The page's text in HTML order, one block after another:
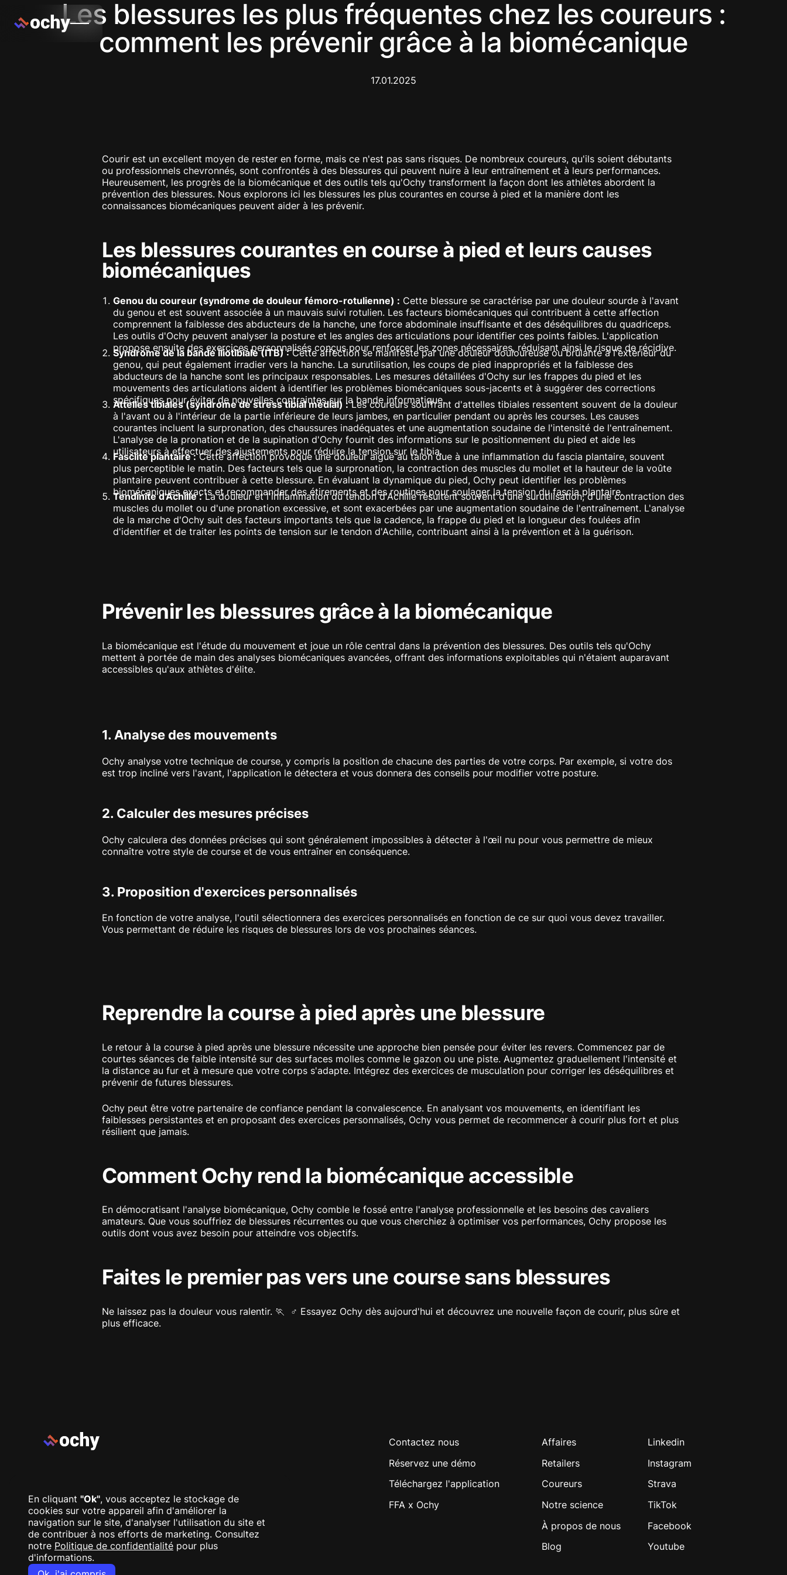
Les blessures les plus fréquentes chez les coureurs :
comment les prévenir grâce à la biomécanique
17.01.2025
Courir est un excellent moyen de rester en forme, mais ce n'est pas sans risques. De nombreux coureurs, qu'ils soient débutants
ou professionnels chevronnés, sont confrontés à des blessures qui peuvent nuire à leur entraînement et à leurs performances.
Heureusement, les progrès de la biomécanique et des outils tels qu'Ochy transforment la façon dont les athlètes abordent la
prévention des blessures. Nous explorons ici les blessures les plus courantes en course à pied et la manière dont les
connaissances biomécaniques peuvent aider à les prévenir.
Les blessures courantes en course à pied et leurs causes
biomécaniques
Genou du coureur (syndrome de douleur fémoro-rotulienne) : Cette blessure se caractérise par une douleur sourde à l'avant
du genou et est souvent associée à un mauvais suivi rotulien. Les facteurs biomécaniques qui contribuent à cette affection
comprennent la faiblesse des abducteurs de la hanche, une force abdominale insuffisante et des déséquilibres du quadriceps.
Les outils d'Ochy peuvent analyser la posture et les angles des articulations pour identifier ces points faibles. L'application
propose ensuite des exercices personnalisés conçus pour renforcer les zones nécessaires, réduisant ainsi le risque de récidive.
Syndrome de la bande iliotibiale (ITB) :Cette affection se manifeste par une douleur douloureuse ou brûlante à l'extérieur du
genou, qui peut également irradier vers la hanche. La surutilisation, les coups de pied inappropriés et la faiblesse des
abducteurs de la hanche sont les principaux responsables. Les mesures détaillées d'Ochy sur les frappes du pied et les
mouvements des articulations aident à identifier les problèmes biomécaniques sous-jacents et à suggérer des corrections
spécifiques pour éviter de nouvelles contraintes sur la bande informatique.
Attelles tibiales (syndrome de stress tibial médial) :Les coureurs souffrant d'attelles tibiales ressentent souvent de la douleur
à l'avant ou à l'intérieur de la partie inférieure de leurs jambes, en particulier pendant ou après les courses. Les causes
courantes incluent la surpronation, des chaussures inadéquates et une augmentation soudaine de l'intensité de l'entraînement.
L'analyse de la pronation et de la supination d'Ochy fournit des informations sur le positionnement du pied et aide les
utilisateurs à effectuer des ajustements pour réduire la tension sur le tibia.
Fasciite plantaire :Cette affection provoque une douleur aiguë au talon due à une inflammation du fascia plantaire, souvent
plus perceptible le matin. Des facteurs tels que la surpronation, la contraction des muscles du mollet et la hauteur de la voûte
plantaire peuvent contribuer à cette blessure. En évaluant la dynamique du pied, Ochy peut identifier les problèmes
biomécaniques exacts et recommander des étirements et des routines pour soulager la tension du fascia plantaire.
Tendinite d'Achille :La douleur et l'inflammation du tendon d'Achille résultent souvent d'une surutilisation, d'une contraction des
muscles du mollet ou d'une pronation excessive, et sont exacerbées par une augmentation soudaine de l'entraînement. L'analyse
de la marche d'Ochy suit des facteurs importants tels que la cadence, la frappe du pied et la longueur des foulées afin
d'identifier et de traiter les points de tension sur le tendon d'Achille, contribuant ainsi à la prévention et à la guérison.
Prévenir les blessures grâce à la biomécanique
La biomécanique est l'étude du mouvement et joue un rôle central dans la prévention des blessures. Des outils tels qu'Ochy
mettent à portée de main des analyses biomécaniques avancées, offrant des informations exploitables qui n'étaient auparavant
accessibles qu'aux athlètes d'élite.
1. Analyse des mouvements
Ochy analyse votre technique de course, y compris la position de chacune des parties de votre corps. Par exemple, si votre dos
est trop incliné vers l'avant, l'application le détectera et vous donnera des conseils pour modifier votre posture.
2. Calculer des mesures précises
Ochy calculera des données précises qui sont généralement impossibles à détecter à l'œil nu pour vous permettre de mieux
connaître votre style de course et de vous entraîner en conséquence.
3. Proposition d'exercices personnalisés
En fonction de votre analyse, l'outil sélectionnera des exercices personnalisés en fonction de ce sur quoi vous devez travailler.
Vous permettant de réduire les risques de blessures lors de vos prochaines séances.
Reprendre la course à pied après une blessure
Le retour à la course à pied après une blessure nécessite une approche bien pensée pour éviter les revers. Commencez par de
courtes séances de faible intensité sur des surfaces molles comme le gazon ou une piste. Augmentez graduellement l'intensité et
la distance au fur et à mesure que votre corps s'adapte. Intégrez des exercices de musculation pour corriger les déséquilibres et
prévenir de futures blessures.
Ochy peut être votre partenaire de confiance pendant la convalescence. En analysant vos mouvements, en identifiant les
faiblesses persistantes et en proposant des exercices personnalisés, Ochy vous permet de recommencer à courir plus fort et plus
résilient que jamais.
Comment Ochy rend la biomécanique accessible
En démocratisant l'analyse biomécanique, Ochy comble le fossé entre l'analyse professionnelle et les besoins des cavaliers
amateurs. Que vous souffriez de blessures récurrentes ou que vous cherchiez à optimiser vos performances, Ochy propose les
outils dont vous avez besoin pour atteindre vos objectifs.
Faites le premier pas vers une course sans blessures
Ne laissez pas la douleur vous ralentir. 🏃 ‍ ♂️ Essayez Ochy dès aujourd'hui et découvrez une nouvelle façon de courir, plus sûre et
plus efficace.
Contactez nous
Réservez une démo
Téléchargez l'application
FFA x Ochy
Affaires
Retailers
Coureurs
Notre science
À propos de nous
Blog
Linkedin
Instagram
Strava
TikTok
Facebook
Youtube
En cliquant "Ok", vous acceptez le stockage de
cookies sur votre appareil afin d'améliorer la
navigation sur le site, d'analyser l'utilisation du site et
de contribuer à nos efforts de marketing. Consultez
notre Politique de confidentialité pour plus
d'informations.